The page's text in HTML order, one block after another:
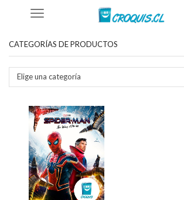
Tienda Productos Etiquetados “cartel
CATEGORÍAS DE PRODUCTOS
Elige una categoría